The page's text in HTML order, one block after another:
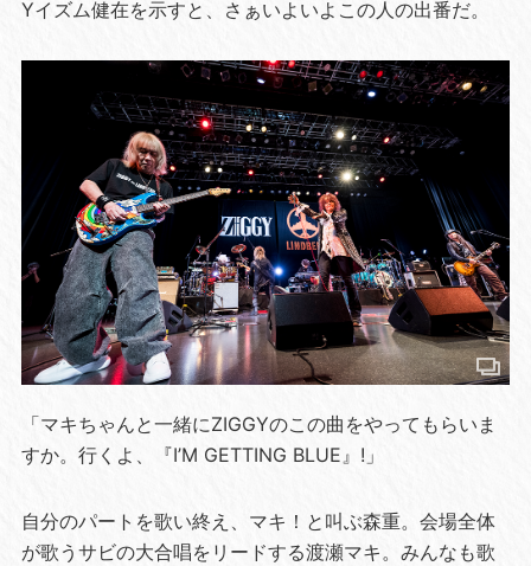
Yイズム健在を示すと、さぁいよいよこの人の出番だ。
「マキちゃんと一緒にZIGGYのこの曲をやってもらいま
すか。行くよ、『I’M GETTING BLUE』!」
自分のパートを歌い終え、マキ！と叫ぶ森重。会場全体
が歌うサビの大合唱をリードする渡瀬マキ。みんなも歌